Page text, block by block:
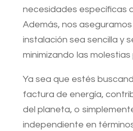
necesidades específicas
Además, nos
instalación sea sencilla y
minimizando las
Ya sea que estés
factura de energía,
del planeta, o
independiente en